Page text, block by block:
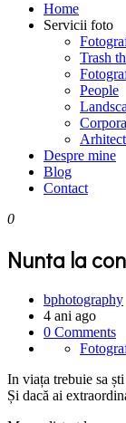
Home
Servicii foto
Trash
People
Despre mine
Blog
Contact
0
Nunta la
bphotography
4 ani ago
0 Comments
In viața trebuie sa
Și dacă ai